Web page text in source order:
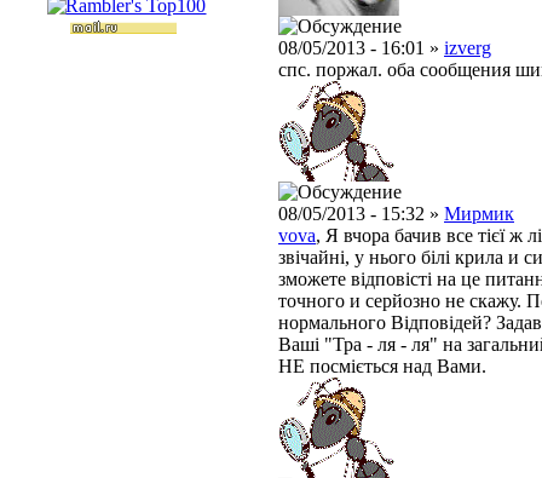
08/05/2013 - 16:01 » izverg
спс. поржал. оба сообщения
08/05/2013 - 15:32 » Мирмик
vova, Я вчора бачив все тієї ж
звічайні, у нього білі крила и
зможете відповісті на це
точного и серйозно не скажу.
нормального Відповідей?
Ваші "Тра - ля - ля" на
НЕ посміється над Вами.